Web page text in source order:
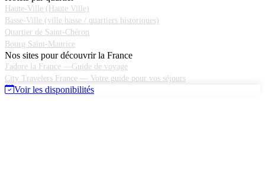
Haute-Ville (Haute Ville)
Basse-Ville (ville basse / quartiers historiques)
Quartier de Saint-Chéron
Bourg Saint-Maurice
Nos sites pour découvrir la France
J'adore la France —Guide de voyage
City Travelers France — Votre guide pour vos séjours
Voir les disponibilités